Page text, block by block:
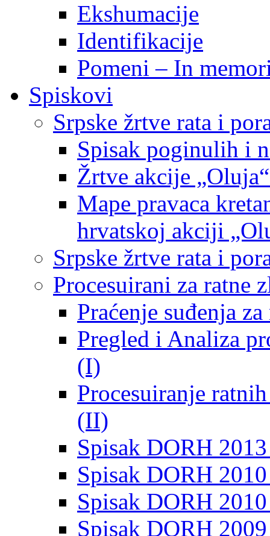
Ekshumacije
Identifikacije
Pomeni – In
Spiskovi
Srpske žrtve rata i
Spisak poginulih i
Žrtve akcije
Mape pravaca
hrvatskoj akciji
Srpske žrtve rata i
Procesuirani za ratne
Praćenje suđenja
Pregled i Analiza
(I)
Procesuiranje
(II)
Spisak DORH
Spisak DORH
Spisak DORH
Spisak DORH 2009